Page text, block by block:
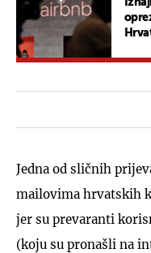
Jedna od sličnih
mailovima hrvatskih
jer su prevaranti
(koju su pronašli na